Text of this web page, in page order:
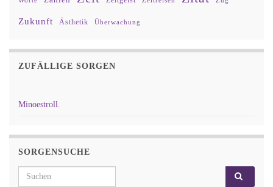
Zukunft Ästhetik Überwachung
ZUFÄLLIGE SORGEN
Minoestroll.
SORGENSUCHE
Search for: